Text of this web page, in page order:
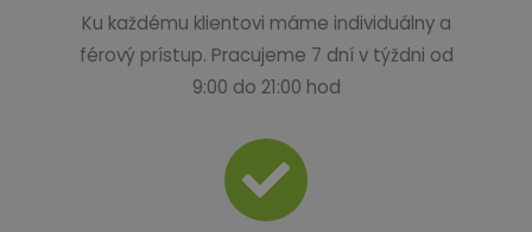
Ku každému klientovi máme individuálny a
férový prístup. Pracujeme 7 dní v týždni od
9:00 do 21:00 hod